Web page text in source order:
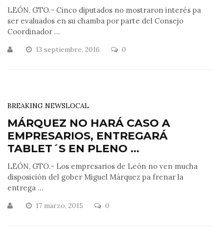
LEÓN, GTO.- Cinco diputados no mostraron interés pa
ser evaluados en su chamba por parte del Consejo
Coordinador ...
13 septiembre, 2016 0
BREAKING NEWSLOCAL
MÁRQUEZ NO HARÁ CASO A
EMPRESARIOS, ENTREGARÁ
TABLET´S EN PLENO ...
LEÓN, GTO.- Los empresarios de León no ven mucha
disposición del gober Miguel Márquez pa frenar la
entrega ...
17 marzo, 2015 0